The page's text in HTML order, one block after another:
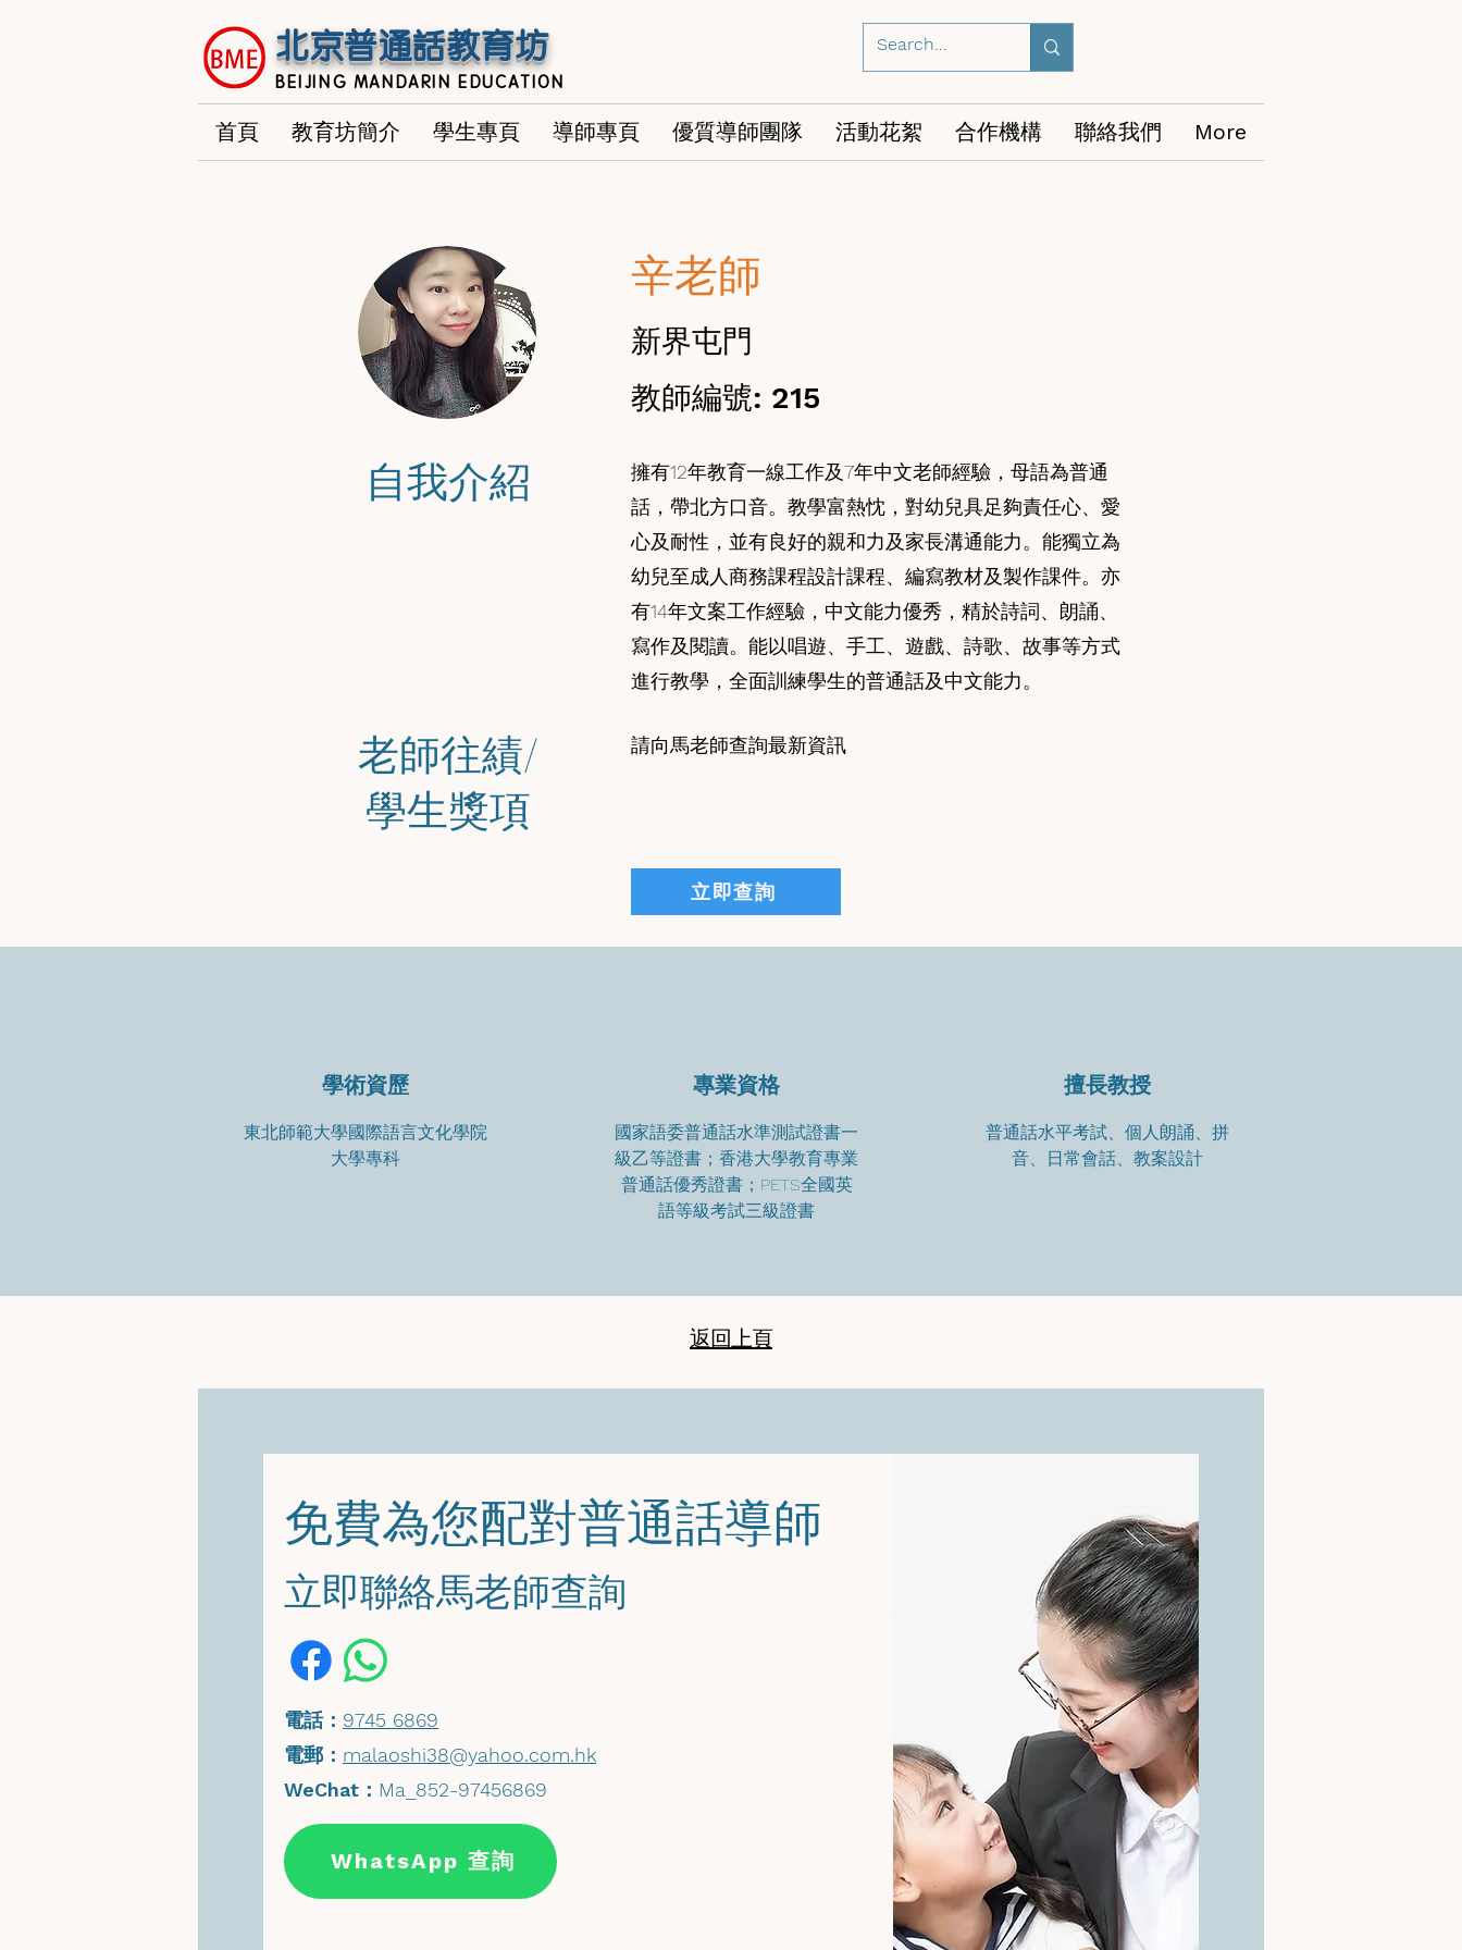
北京普通話教育坊
BEIJING MANDARIN EDUCATION
首頁 教育坊簡介 學生專頁 導師專頁 優質導師團隊 活動花絮 合作機構 聯絡我們 More
自我介紹
老師往績/
學生獎項
辛老師
新界屯門
教師編號: 215
擁有12年教育一線工作及7年中文老師經驗，母語為普通
話，帶北方口音。教學富熱忱，對幼兒具足夠責任心、愛
心及耐性，並有良好的親和力及家長溝通能力。能獨立為
幼兒至成人商務課程設計課程、編寫教材及製作課件。亦
有14年文案工作經驗，中文能力優秀，精於詩詞、朗誦、
寫作及閱讀。能以唱遊、手工、遊戲、詩歌、故事等方式
進行教學，全面訓練學生的普通話及中文能力。
請向馬老師查詢最新資訊
立即查詢
學術資歷
東北師範大學國際語言文化學院
大學專科
專業資格
國家語委普通話水準測試證書一
級乙等證書；香港大學教育專業
普通話優秀證書；PETS全國英
語等級考試三級證書
擅長教授
普通話水平考試、個人朗誦、拼
音、日常會話、教案設計
返回上頁
​免費為您配對普通話導師
​立即聯絡馬老師查詢
​電話： 9745 6869
​電郵： malaoshi38@yahoo.com.hk
WeChat ： Ma_852-97456869
WhatsApp 查詢